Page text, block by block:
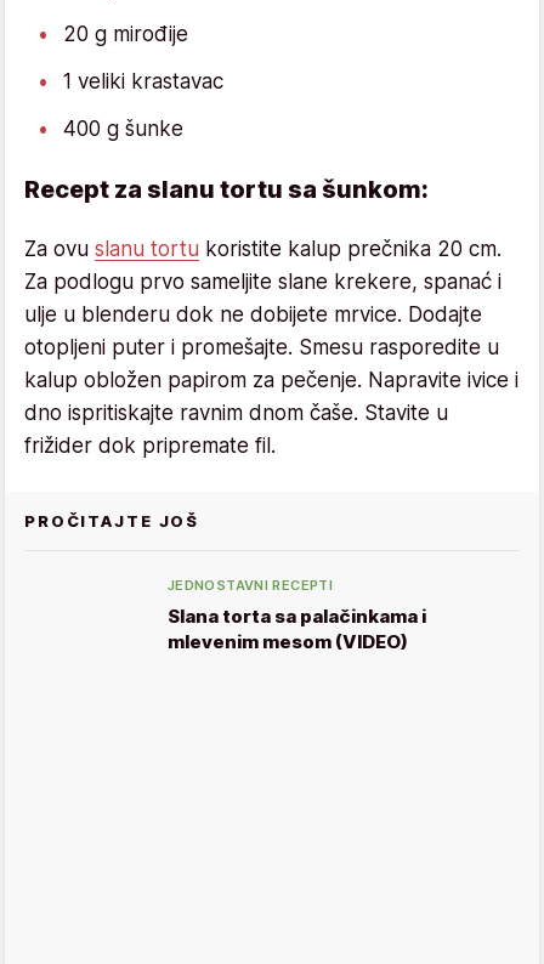
20 g mirođije
1 veliki krastavac
400 g šunke
Recept za slanu tortu sa šunkom:
Za ovu slanu tortu koristite kalup prečnika 20 cm.
Za podlogu prvo sameljite slane krekere, spanać i
ulje u blenderu dok ne dobijete mrvice. Dodajte
otopljeni puter i promešajte. Smesu rasporedite u
kalup obložen papirom za pečenje. Napravite ivice i
dno ispritiskajte ravnim dnom čaše. Stavite u
frižider dok pripremate fil.
PROČITAJTE JOŠ
JEDNOSTAVNI RECEPTI
Slana torta sa palačinkama i
mlevenim mesom (VIDEO)